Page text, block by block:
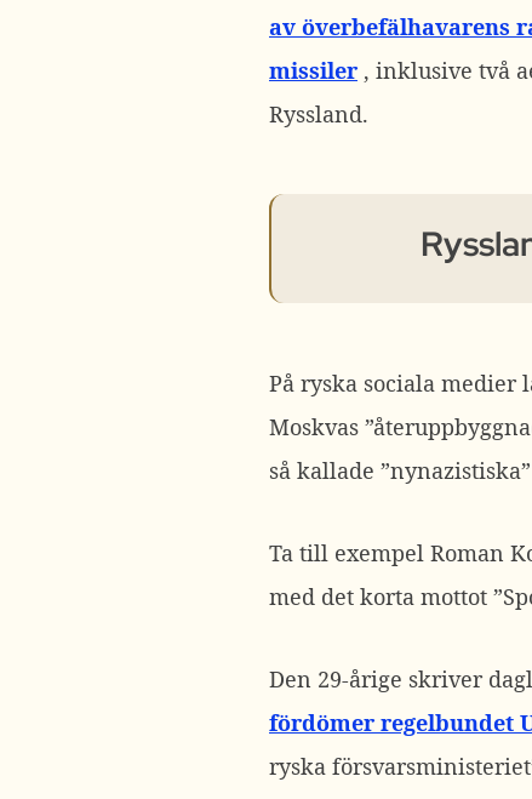
av överbefälhavarens
missiler , inklusive två
Ryssland.
På ryska sociala medier
Moskvas
så kallade
Ta till exempel Roman
med det korta mottot
Den 29-årige skriver
fördömer regelbundet
ryska